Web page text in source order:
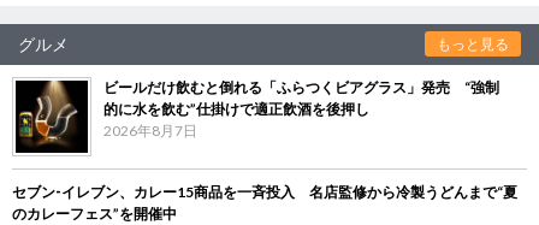
グルメ もっと見る
ビールだけ飲むと倒れる「ふらつくビアグラス」発売 “強制
的に水を飲む”仕掛けで適正飲酒を後押し
2026年8月7日
セブン‐イレブン、カレー15商品を一斉投入 名店監修から冷製うどんまで“夏
のカレーフェス”を開催中